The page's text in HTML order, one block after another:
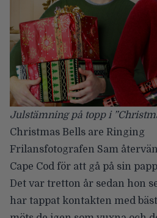
Julstämning på topp i
Christmas Bells are Ringing
Frilansfotografen Sam
Cape Cod för att gå på sin
Det var tretton år sedan hon
har tappat kontakten med